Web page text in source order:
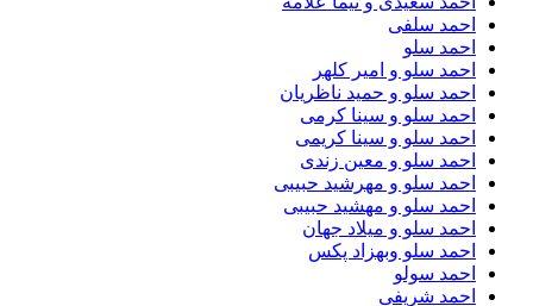
احمد سلفی
احمد سلو
احمد سلو و امیر کلهر
احمد سلو و حمید ناظریان
احمد سلو و سینا کرمی
احمد سلو و سینا کریمی
احمد سلو و معین زندی
احمد سلو و مهرشید حبیبی
احمد سلو و مهشید حبیبی
احمد سلو و میلاد جهان
احمد سلو وبهزاد پکس
احمد سولو
احمد شریفی